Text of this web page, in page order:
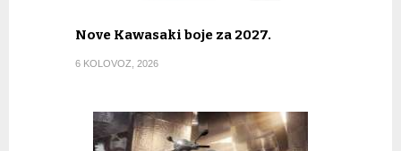
Nove Kawasaki boje za 2027.
6 KOLOVOZ, 2026